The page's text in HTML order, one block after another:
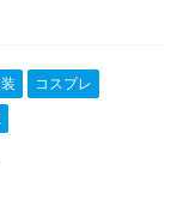
コスプレ